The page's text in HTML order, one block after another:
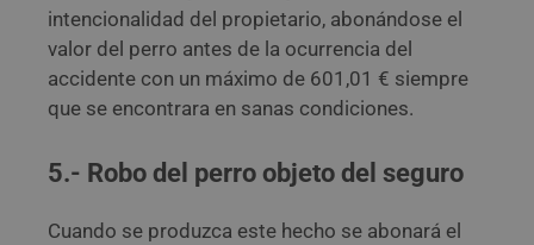
intencionalidad del propietario, abonándose el
valor del perro antes de la ocurrencia del
accidente con un máximo de 601,01 € siempre
que se encontrara en sanas condiciones.
5.- Robo del perro objeto del seguro
Cuando se produzca este hecho se abonará el